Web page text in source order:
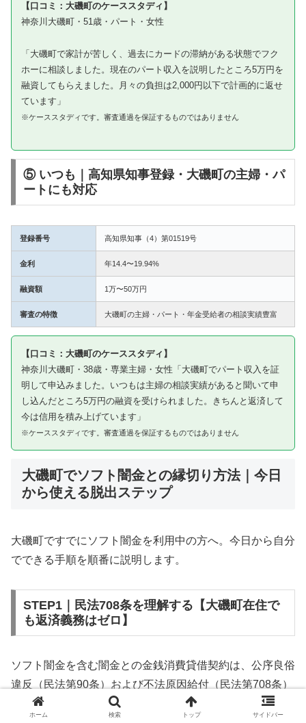
【口コミ：大磯町のケーススタディ】
神奈川大磯町・51歳・パート・女性
「大磯町で家計が苦しく、過去にカードの滞納がある状態でフク
ホーに相談しました。現在のパート収入を説明したところ5万円を
融資してもらえました。月々の負担は2,000円以下で計画的に返せ
ています」
※ケーススタディです。審査通過を保証するものではありません
⑤ いつも｜高知県知事登録・大磯町の主婦・パ
ートにも対応
登録番号 高知県知事（4）第01519号
金利 年14.4〜19.94%
融資額 1万〜50万円
審査の特徴 大磯町の主婦・パート・年金受給者の相談実績豊富
【口コミ：大磯町のケーススタディ】
神奈川大磯町・38歳・専業主婦・女性「大磯町でパート収入を証
明して申込みました。いつもは主婦の相談実績があると聞いて申
し込んだところ5万円の融資を受けられました。きちんと返済して
今は信用を積み上げています」
※ケーススタディです。審査通過を保証するものではありません
大磯町でソフト闇金との縁切り方法｜今日
から使える脱出ステップ
大磯町ですでにソフト闇金を利用中の方へ。今日から自分
でできる手順を順番に説明します。
STEP1｜民法708条を理解する【大磯町在住で
も返済義務はゼロ】
ソフト闇金を含む闇金との金銭消費貸借契約は、公序良俗
違反（民法第90条）および不法原因給付（民法第708条）
に該当するため、法的には無効です。大磯町在住であって
ホーム 検索 トップ サイドバー